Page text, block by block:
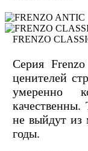
FRENZO
Серия
ценителей
умеренно
не выйдут из
годы.